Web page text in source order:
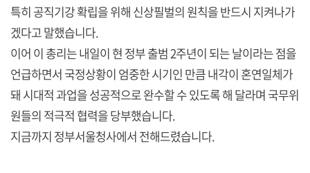
특히 공직기강 확립을 위해 신상필벌의 원칙을 반드시 지켜나가
겠다고 말했습니다.
이어 이 총리는 내일이 현 정부 출범 2주년이 되는 날이라는 점을
언급하면서 국정상황이 엄중한 시기인 만큼 내각이 혼연일체가
돼 시대적 과업을 성공적으로 완수할 수 있도록 해 달라며 국무위
원들의 적극적 협력을 당부했습니다.
지금까지 정부서울청사에서 전해드렸습니다.